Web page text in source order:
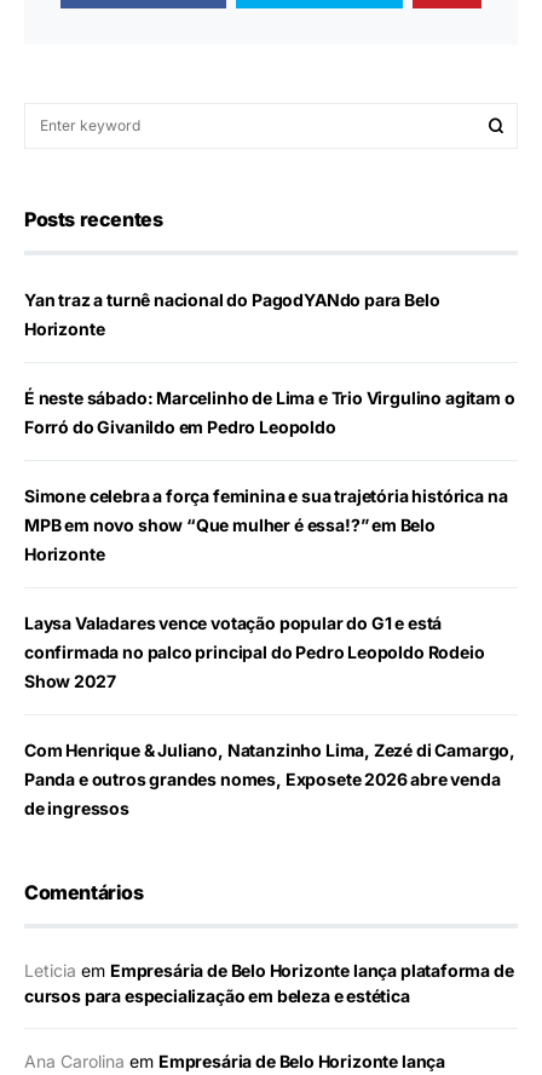
Posts recentes
Yan traz a turnê nacional do PagodYANdo para Belo
Horizonte
É neste sábado: Marcelinho de Lima e Trio Virgulino agitam o
Forró do Givanildo em Pedro Leopoldo
Simone celebra a força feminina e sua trajetória histórica na
MPB em novo show “Que mulher é essa!?” em Belo
Horizonte
Laysa Valadares vence votação popular do G1 e está
confirmada no palco principal do Pedro Leopoldo Rodeio
Show 2027
Com Henrique & Juliano, Natanzinho Lima, Zezé di Camargo,
Panda e outros grandes nomes, Exposete 2026 abre venda
de ingressos
Comentários
Leticia em Empresária de Belo Horizonte lança plataforma de
cursos para especialização em beleza e estética
Ana Carolina em Empresária de Belo Horizonte lança